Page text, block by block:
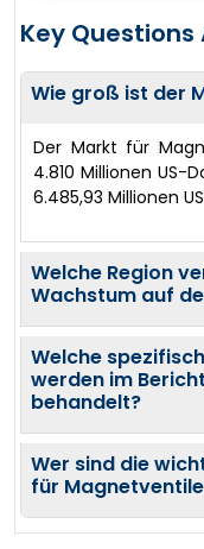
Key
Wie groß ist der
Der Markt für
4.810 Millionen US-
6.485,93 Millionen
Welche Region
Wachstum auf
Welche
werden im
behandelt?
Wer sind die
für